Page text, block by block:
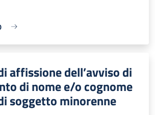
affissione dell’avviso di
di nome e/o cognome
soggetto minorenne